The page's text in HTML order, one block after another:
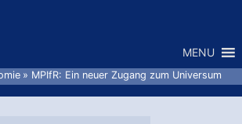
MENU
MPIfR: Ein neuer Zugang zum Universum